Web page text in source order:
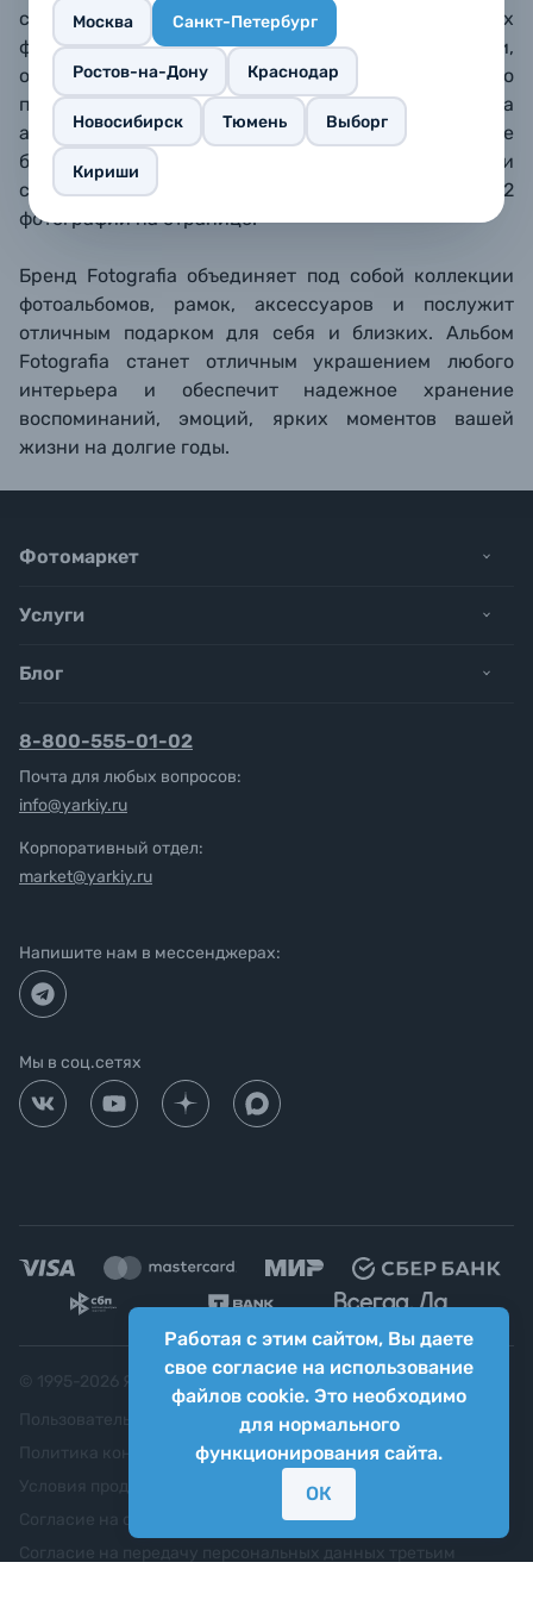
Москва Санкт-Петербург
Ростов-на-Дону Краснодар
Новосибирск Тюмень Выборг
Кириши
свадьбы и так далее. В прозрачных кармашках
фотографии надежно защищены от грязи, пыли,
отпечатков пальцев. Со временем их можно легко
поменять местами. Твердая о
бложка
альбомаобтянута искусственной кожей
Белые
бумажные страницы с местами для подписи
скреплены методом книжного переплета, по 2
фотографии на странице.
Бренд Fotografia объединяет под собой коллекции
фотоальбомов, рамок, аксессуаров и послужит
отличным подарком для себя и близких. Альбом
Fotografia станет отличным украшением любого
интерьера и обеспечит надежное хранение
воспоминаний, эмоций, ярких моментов вашей
жизни на долгие годы.
Работая с этим сайтом, Вы даете
свое согласие на использование
файлов cookie. Это необходимо
для нормального
функционирования сайта.
ОК
Фотомаркет
Услуги
Блог
8-800-555-01-02
Почта для любых вопросов:
info@yarkiy.ru
Корпоративный отдел:
market@yarkiy.ru
Напишите нам в мессенджерах:
Мы в соц.сетях
Яркий фотомаркет ("Яркий Мир")
Пользовательское соглашение
Политика конфиденциальности
Согласие на обработку персональных данных
Согласие на передачу персональных данных третьим